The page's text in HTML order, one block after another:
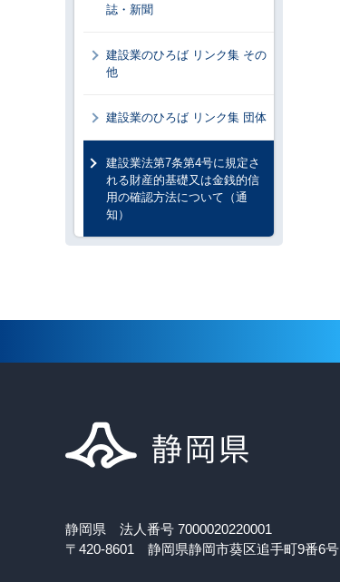
誌・新聞
建設業のひろば リンク集 その
他
建設業のひろば リンク集 団体
建設業法第7条第4号に規定さ
れる財産的基礎又は金銭的信
用の確認方法について（通
知）
静岡県 法人番号 7000020220001
〒420-8601 静岡県静岡市葵区追手町9番6号